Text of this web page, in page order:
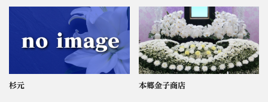
杉元 本郷金子商店